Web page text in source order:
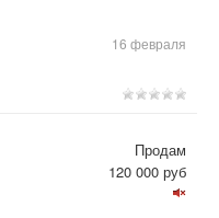
16 февраля
Продам
120 000 руб